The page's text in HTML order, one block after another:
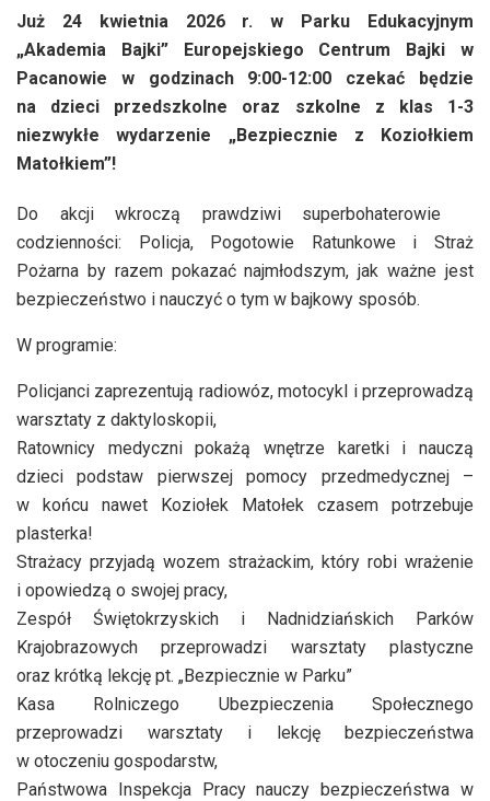
Już 24 kwietnia 2026 r. w Parku Edukacyjnym
„Akademia Bajki” Europejskiego Centrum Bajki w
Pacanowie w godzinach 9:00-12:00 czekać będzie
na dzieci przedszkolne oraz szkolne z klas 1-3
niezwykłe wydarzenie „Bezpiecznie z Koziołkiem
Matołkiem”!
Do akcji wkroczą prawdziwi superbohaterowie
codzienności: Policja, Pogotowie Ratunkowe i Straż
Pożarna by razem pokazać najmłodszym, jak ważne jest
bezpieczeństwo i nauczyć o tym w bajkowy sposób.
W programie:
Policjanci zaprezentują radiowóz, motocykl i przeprowadzą
warsztaty z daktyloskopii,
Ratownicy medyczni pokażą wnętrze karetki i nauczą
dzieci podstaw pierwszej pomocy przedmedycznej –
w końcu nawet Koziołek Matołek czasem potrzebuje
plasterka!
Strażacy przyjadą wozem strażackim, który robi wrażenie
i opowiedzą o swojej pracy,
Zespół Świętokrzyskich i Nadnidziańskich Parków
Krajobrazowych przeprowadzi warsztaty plastyczne
oraz krótką lekcję pt. „Bezpiecznie w Parku”
Kasa Rolniczego Ubezpieczenia Społecznego
przeprowadzi warsztaty i lekcję bezpieczeństwa
w otoczeniu gospodarstw,
Państwowa Inspekcja Pracy nauczy bezpieczeństwa w